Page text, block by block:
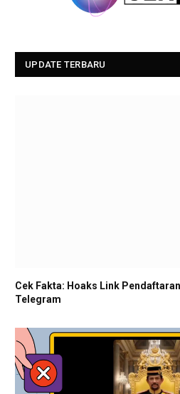
UPDATE TERBARU
Cek Fakta: Hoaks Link
Telegram